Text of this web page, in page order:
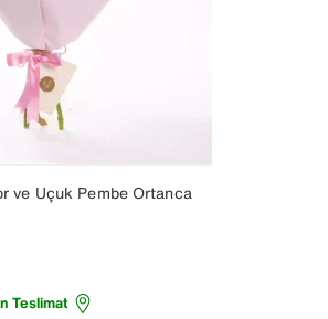
ve Uçuk Pembe Ortanca
Teslimat